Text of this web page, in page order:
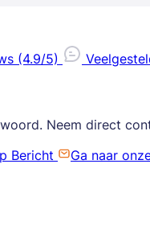
(4.9/5)
Neem direct
Bericht Ga naar